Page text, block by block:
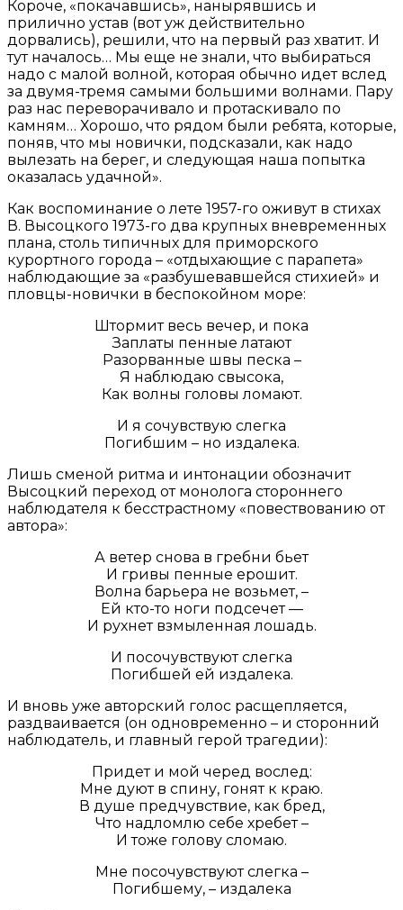
Короче, «покачавшись», нанырявшись и
прилично устав (вот уж действительно
дорвались), решили, что на первый раз хватит. И
тут началось… Мы еще не знали, что выбираться
надо с малой волной, которая обычно идет вслед
за двумя-тремя самыми большими волнами. Пару
раз нас переворачивало и протаскивало по
камням… Хорошо, что рядом были ребята, которые,
поняв, что мы новички, подсказали, как надо
вылезать на берег, и следующая наша попытка
оказалась удачной».
Как воспоминание о лете 1957-го оживут в стихах
В. Высоцкого 1973-го два крупных вневременных
плана, столь типичных для приморского
курортного города – «отдыхающие с парапета»
наблюдающие за «разбушевавшейся стихией» и
пловцы-новички в беспокойном море:
Штормит весь вечер, и пока
Заплаты пенные латают
Разорванные швы песка –
Я наблюдаю свысока,
Как волны головы ломают.
И я сочувствую слегка
Погибшим – но издалека.
Лишь сменой ритма и интонации обозначит
Высоцкий переход от монолога стороннего
наблюдателя к бесстрастному «повествованию от
автора»:
А ветер снова в гребни бьет
И гривы пенные ерошит.
Волна барьера не возьмет, –
Ей кто-то ноги подсечет —
И рухнет взмыленная лошадь.
И посочувствуют слегка
Погибшей ей издалека.
И вновь уже авторский голос расщепляется,
раздваивается (он одновременно – и сторонний
наблюдатель, и главный герой трагедии):
Придет и мой черед вослед:
Мне дуют в спину, гонят к краю.
В душе предчувствие, как бред,
Что надломлю себе хребет –
И тоже голову сломаю.
Мне посочувствуют слегка –
Погибшему, – издалека